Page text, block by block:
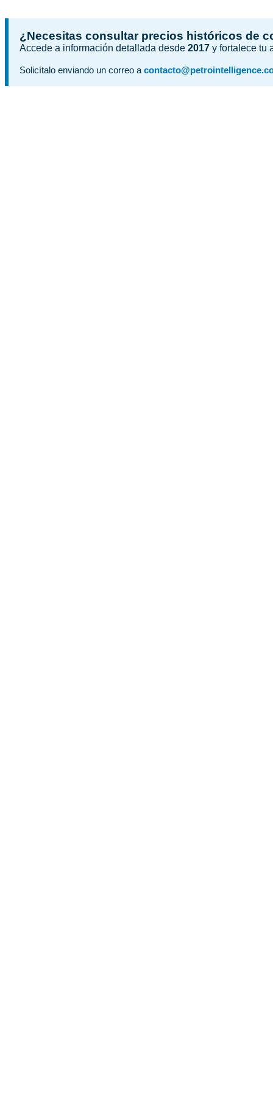
¿Necesitas consultar precios históricos de
Accede a información detallada desde 2017 y fortalece tu
Solicítalo enviando un correo a